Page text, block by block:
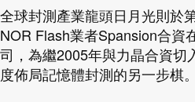
全球封測產業龍頭日月光則於
NOR Flash業者Spansion合資
司，為繼2005年與力晶合資切
度佈局記憶體封測的另一步棋。